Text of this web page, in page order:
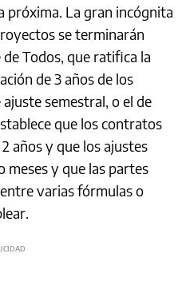
próxima. La gran incógnita
se terminarán
Todos, que ratifica la
de 3 años de los
semestral, o el de
que los contratos
años y que los ajustes
meses y que las partes
varias fórmulas o